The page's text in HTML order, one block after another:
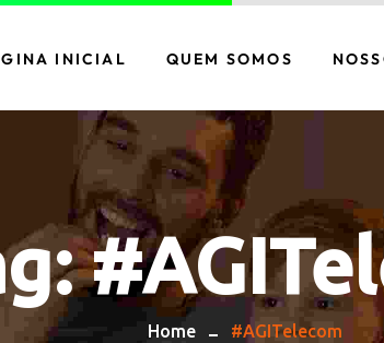
INICIAL QUEM SOMOS
DATA
Home #AGITelecom